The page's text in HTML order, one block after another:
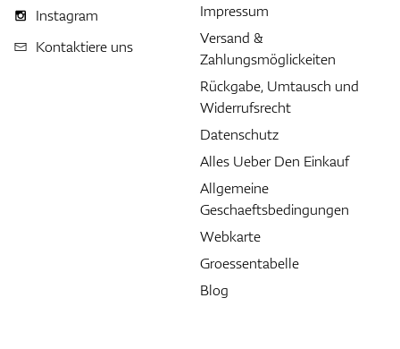
Instagram
Kontaktiere uns
Impressum
Versand &
Zahlungsmöglickeiten
Rückgabe, Umtausch und
Widerrufsrecht
Datenschutz
Alles Ueber Den Einkauf
Allgemeine
Geschaeftsbedingungen
Webkarte
Groessentabelle
Blog